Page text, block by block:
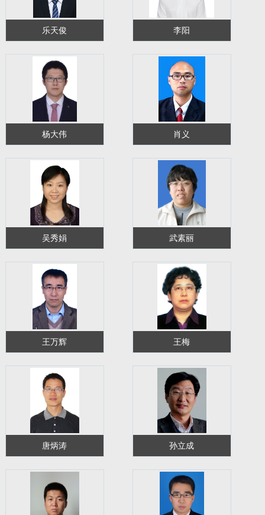
乐天俊 李阳
杨大伟 肖义
吴秀娟 武素丽
王万辉 王梅
唐炳涛 孙立成